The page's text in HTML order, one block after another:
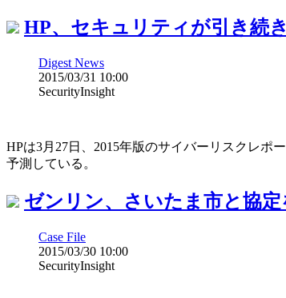
HP、セキュリティが引き続
Digest News
2015/03/31 10:00
SecurityInsight
HPは3月27日、2015年版のサイバーリスクレポ
予測している。
ゼンリン、さいたま市と協
Case File
2015/03/30 10:00
SecurityInsight